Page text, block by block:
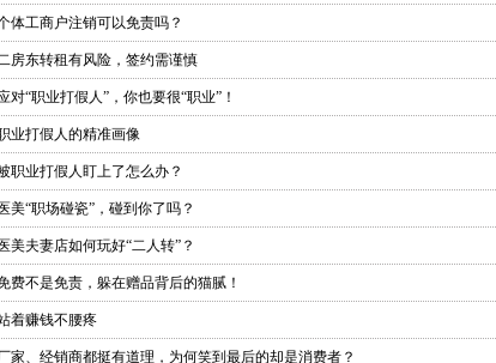
体工商户注销可以免责吗？
房东转租有风险，签约需谨慎
对“职业打假人”，你也要很“职业”！
业打假人的精准画像
职业打假人盯上了怎么办？
美“职场碰瓷”，碰到你了吗？
美夫妻店如何玩好“二人转”？
费不是免责，躲在赠品背后的猫腻！
着赚钱不腰疼
家、经销商都挺有道理，为何笑到最后的却是消费者？